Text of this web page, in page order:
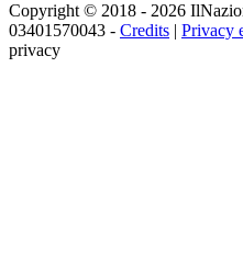
Copyright © 2018 - 2026
03401570043 - Credits | Privacy
privacy